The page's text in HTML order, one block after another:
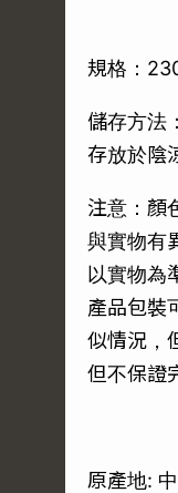
規格：
儲存方法：
存放於陰
注意：顏
與實物有
以實物為
產品包裝
似情況，
但不保證
原產地: